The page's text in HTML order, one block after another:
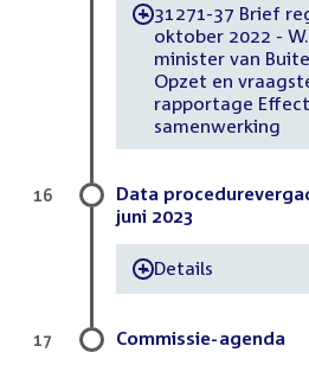
-31271-37 Brief
oktober 2022 -
minister van
Opzet en
rapportage
samenwerking
Data
juni 2023
-Details
16
Commissie-agenda
17